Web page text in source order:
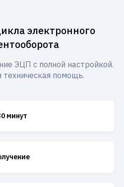
электронного
ЭЦП с полной настройкой.
техническая помощь.
минут